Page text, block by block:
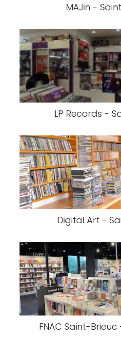
MAJin -
LP Records -
Digital Art -
FNAC Saint-